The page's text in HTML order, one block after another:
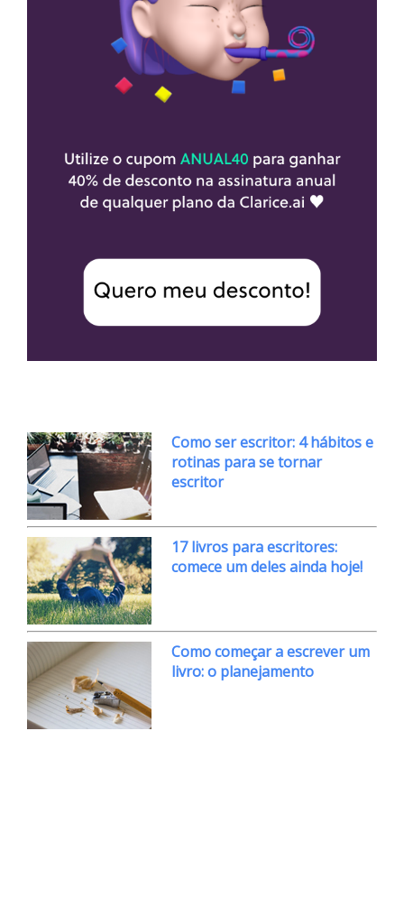
Como ser escritor: 4 hábitos e
rotinas para se tornar
escritor
17 livros para escritores:
comece um deles ainda hoje!
Como começar a escrever um
livro: o planejamento